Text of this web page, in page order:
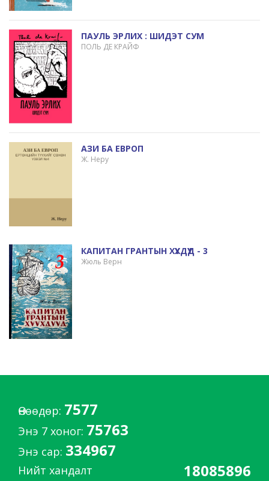
ПАУЛЬ ЭРЛИХ : ШИДЭТ СУМ
ПОЛЬ ДЕ КРАЙФ
АЗИ БА ЕВРОП
Ж. Неру
КАПИТАН ГРАНТЫН ХҮҮХДҮҮД - 3
Жюль Верн
Өнөөдөр: 7577
Энэ 7 хоног: 75763
Энэ сар: 334967
Нийт хандалт 18085896